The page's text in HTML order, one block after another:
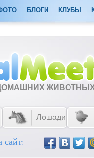
БЛОГИ КЛУБЫ
Лошади
сайт: